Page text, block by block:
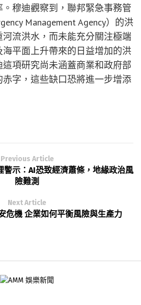
穆迪觀察到，聯邦緊急事務管
Management Agency）的洪
流洪水，而未能充分關注極端
平面上升帶來的日益增加的洪
項研究尚未涵蓋商業和政府部
字，這些缺口恐將進一步增添
Previous Article
警示：AI恐致經濟蕭條，地緣政治風
險難測
Next Article
危機 企業如何平衡風險與生產力